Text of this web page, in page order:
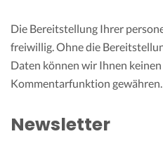
Die Bereitstellung Ihrer
freiwillig. Ohne die
Daten können wir Ihnen
Kommentarfunktion gewähren.
Newsletter